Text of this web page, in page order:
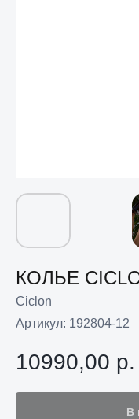
КОЛЬЕ
Ciclon
Артикул: 192804-12
10990,00 р.
В